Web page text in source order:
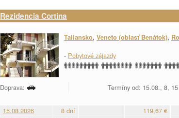
Rezidencia Cortina
Taliansko, Veneto (oblasť Benátok),
- Pobytové zájazdy
Doprava: Termíny od: 15.08., 8,
15.08.2026 8 dní 119,67 €